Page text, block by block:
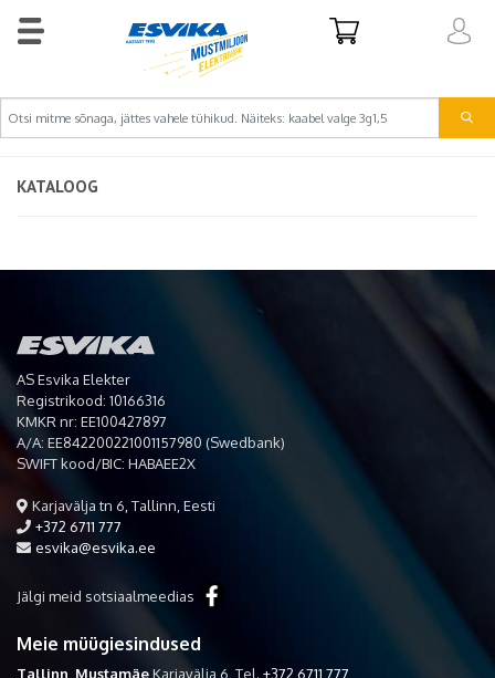
KATALOOG
AS Esvika Elekter
Registrikood: 10166316
KMKR nr: EE100427897
A/A: EE842200221001157980 (Swedbank)
SWIFT kood/BIC: HABAEE2X
Karjavälja tn 6, Tallinn, Eesti
+372 6711 777
esvika@esvika.ee
Jälgi meid sotsiaalmeedias
Meie müügiesindused
Tallinn, MustamäeKarjavälja 6, Tel. +372 6711 777